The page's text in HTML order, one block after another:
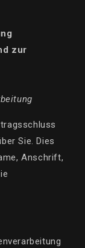
zur
Sie. Dies
Anschrift,